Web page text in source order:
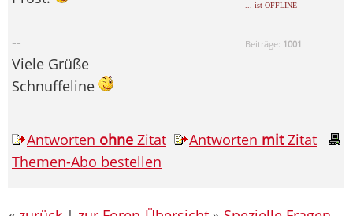
... ist OFFLINE
Beiträge: 1001
--
Viele Grüße
Schnuffeline
Antworten ohne Zitat Antworten mitZitat
Themen-Abo bestellen